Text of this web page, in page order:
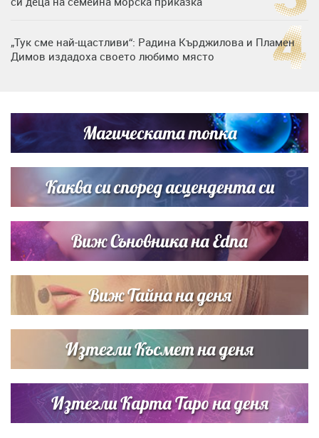
„Тук сме най-щастливи“: Радина Кърджилова и Пламен
Димов издадоха своето любимо място
Братя Аргирови я изненадаха с песен
Магическата топка
Каква си според асцендента си
Виж Съновника на Edna
Виж Тайна на деня
Изтегли Късмет на деня
Изтегли Карта Таро на деня